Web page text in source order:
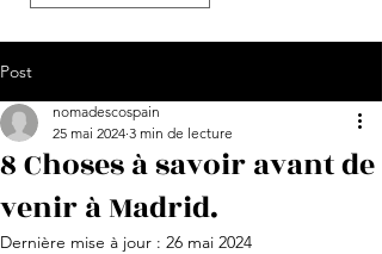
Post
8 Choses à savoir avant de
venir à Madrid.
nomadescospain
25 mai 2024 3 min de lecture
Dernière mise à jour : 26 mai 2024